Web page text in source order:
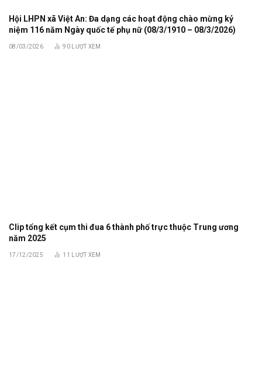
Hội LHPN xã Việt An: Đa dạng các hoạt động chào mừng kỷ
niệm 116 năm Ngày quốc tế phụ nữ (08/3/1910 – 08/3/2026)
08/03/2026 90 LƯỢT XEM
Clip tổng kết cụm thi đua 6 thành phố trực thuộc Trung ương
năm 2025
17/12/2025 11 LƯỢT XEM